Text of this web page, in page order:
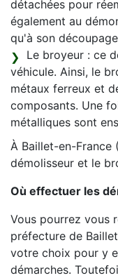
détachées pour
également au
qu'à son
Le broyeur : ce
véhicule. Ainsi, le
métaux ferreux et
composants. Une
métalliques sont
À Baillet-en-
démolisseur et le
Où effectuer les
Vous pourrez vous
préfecture de
votre choix pour y
démarches.